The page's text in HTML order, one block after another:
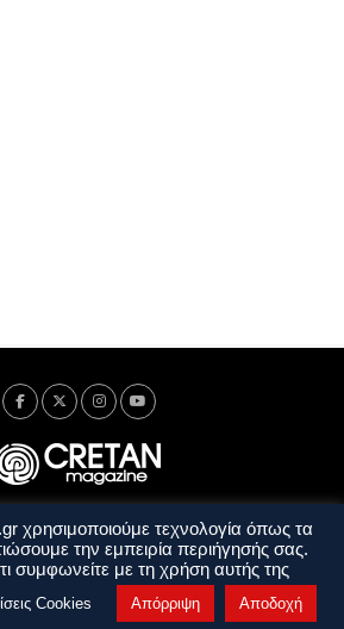
Πολιτική Απορρήτου
Όροι Χρήσης
Όροι και Προϋποθέσεις
χρησιμοποιούμε τεχνολογία όπως τα
την εμπειρία περιήγησής σας.
συμφωνείτε με τη χρήση αυτής της
Cookies Απόρριψη Αποδοχή